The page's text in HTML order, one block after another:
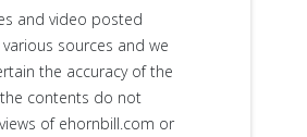
and video posted
sources and we
the accuracy of the
contents do not
of ehornbill.com or